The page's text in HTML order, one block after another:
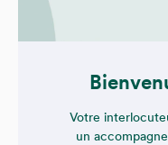
Votre
un